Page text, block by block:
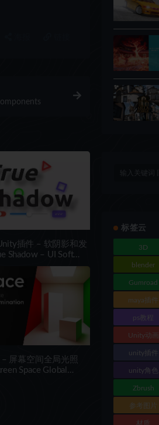
插件 – 软阴影和发
Shadow – UI Soft
屏幕空间全局光照
Space Global
标签云
3D
blender
Gumroad
maya插件
ps教程
Unity动画
unity插件
unity角色
Zbrush
参考图片
材质